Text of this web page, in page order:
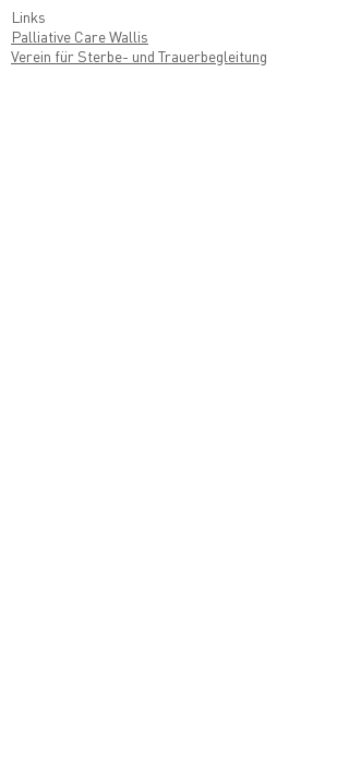
Links
Palliative Care Wallis
Verein für Sterbe- und Trauerbegleitung